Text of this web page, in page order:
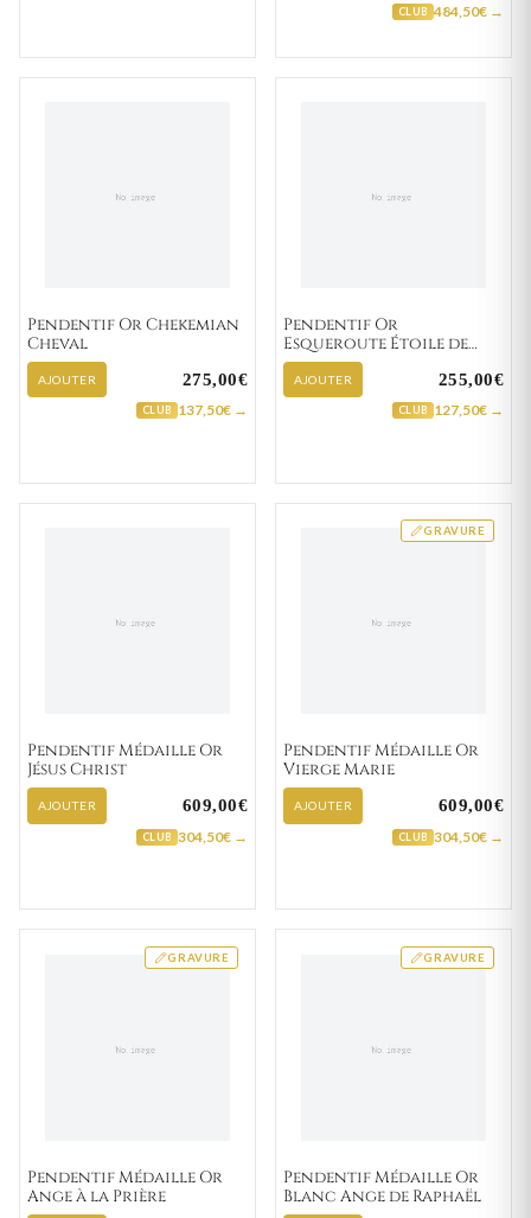
CLUB 484,50€ →
Pendentif Or Chekemian
Cheval
AJOUTER 275,00€
CLUB 137,50€ →
Pendentif Or
Esqueroute Étoile de
David
AJOUTER 255,00€
CLUB 127,50€ →
Pendentif Médaille Or
Jésus Christ
AJOUTER 609,00€
CLUB 304,50€ →
GRAVURE
Pendentif Médaille Or
Vierge Marie
AJOUTER 609,00€
CLUB 304,50€ →
GRAVURE
Pendentif Médaille Or
Ange à la Prière
GRAVURE
Pendentif Médaille Or
Blanc Ange de Raphaël